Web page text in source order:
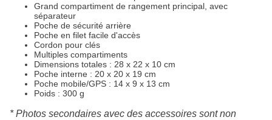
Grand compartiment de rangement principal, avec
séparateur
Poche de sécurité arrière
Poche en filet facile d'accès
Cordon pour clés
Multiples compartiments
Dimensions totales : 28 x 22 x 10 cm
Poche interne : 20 x 20 x 19 cm
Poche mobile/GPS : 14 x 9 x 13 cm
Poids : 300 g
* Photos secondaires avec des accessoires sont non